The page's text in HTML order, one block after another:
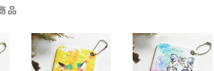
品